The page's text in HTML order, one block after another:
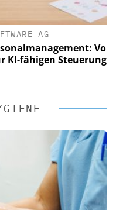
AG
Von
Steuerung